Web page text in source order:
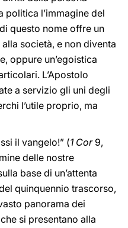
politica l’immagine del
questo nome offre un
società, e non diventa
oppure un’egoistica
L’Apostolo
a servizio gli uni degli
l’utile proprio, ma
il vangelo!” (1 Cor9,
delle nostre
base di un’attenta
quinquennio trascorso,
panorama dei
si presentano alla